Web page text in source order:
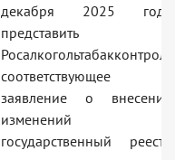
декабря 2025 года
представить в
Росалкогольтабакконтроль
соответствующее
заявление о внесении
изменений в
государственный реестр